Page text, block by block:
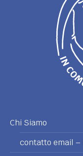
Chi Siamo
contatto email –